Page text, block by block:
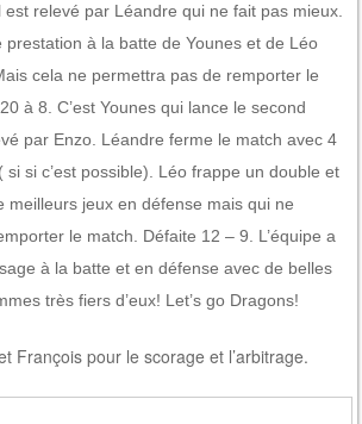
relevé par Léandre qui ne fait pas mieux.
à la batte de Younes et de Léo
cela ne permettra pas de remporter le
à 8. C’est Younes qui lance le second
par Enzo. Léandre ferme le match avec 4
si si c’est possible). Léo frappe un double et
meilleurs jeux en défense mais qui ne
le match. Défaite 12 – 9. L’équipe a
à la batte et en défense avec de belles
très fiers d’eux! Let’s go Dragons!
François pour le scorage et l’arbitrage.